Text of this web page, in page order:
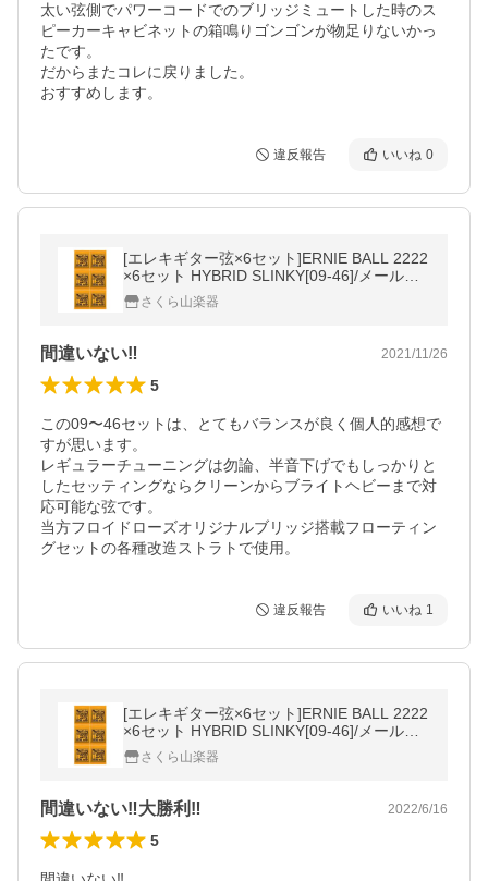
太い弦側でパワーコードでのブリッジミュートした時のス
ピーカーキャビネットの箱鳴りゴンゴンが物足りないかっ
たです。
だからまたコレに戻りました。
おすすめします。
違反報告 いいね 0
[エレキギター弦×6セット]ERNIE BALL 2222
×6セット HYBRID SLINKY[09-46]/メール便
発送・代金引換不可
さくら山楽器
間違いない‼︎ 2021/11/26
5
この09〜46セットは、とてもバランスが良く個人的感想で
すが思います。
レギュラーチューニングは勿論、半音下げでもしっかりと
したセッティングならクリーンからブライトヘビーまで対
応可能な弦です。
当方フロイドローズオリジナルブリッジ搭載フローティン
グセットの各種改造ストラトで使用。
違反報告 いいね 1
[エレキギター弦×6セット]ERNIE BALL 2222
×6セット HYBRID SLINKY[09-46]/メール便
発送・代金引換不可
さくら山楽器
間違いない‼︎大勝利‼︎ 2022/6/16
5